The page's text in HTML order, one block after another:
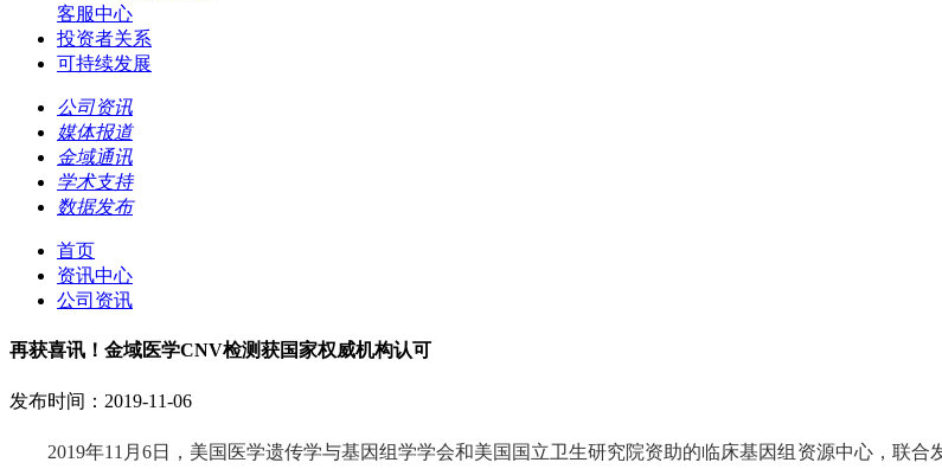
客服中心
投资者关系
可持续发展
公司资讯
媒体报道
金域通讯
学术支持
数据发布
首页
资讯中心
公司资讯
再获喜讯！金域医学CNV检测获国家权威机构认可
发布时间：2019-11-06
2019年11月6日，美国医学遗传学与基因组学学会和美国国立卫生研究院资助的临床基因组资源中心，联